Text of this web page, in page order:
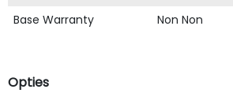
Base Warranty
Non Non
Opties